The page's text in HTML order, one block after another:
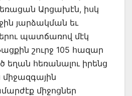
Արցախէն, իսկ
յարձակման եւ
պատճառով մէկ
շուրջ 105 հազար
եղան հեռանալու իրենց
միջազգային
միջոցներ